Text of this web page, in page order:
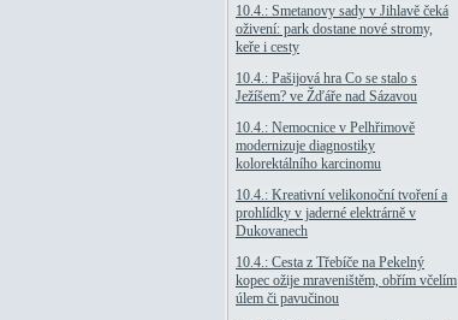
10.4.: Smetanovy sady v Jihlavě čeká
oživení: park dostane nové stromy,
keře i cesty
10.4.: Pašijová hra Co se stalo s
Ježíšem? ve Žďáře nad Sázavou
10.4.: Nemocnice v Pelhřimově
modernizuje diagnostiky
kolorektálního karcinomu
10.4.: Kreativní velikonoční tvoření a
prohlídky v jaderné elektrárně v
Dukovanech
10.4.: Cesta z Třebíče na Pekelný
kopec ožije mraveništěm, obřím včelím
úlem či pavučinou